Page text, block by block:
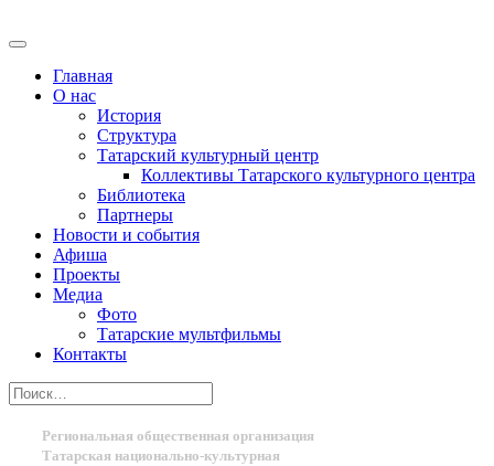
Главная
О нас
История
Структура
Татарский культурный центр
Коллективы Татарского культурного центра
Библиотека
Партнеры
Новости и события
Афиша
Проекты
Медиа
Фото
Татарские мультфильмы
Контакты
Региональная общественная организация
Татарская национально-культурная